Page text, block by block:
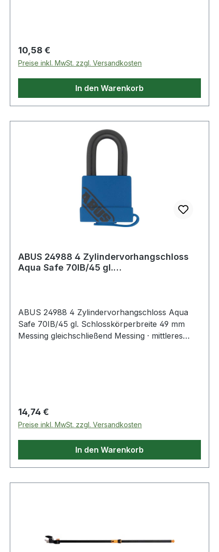
Regulärer Preis:
10,58 €
Preise inkl. MwSt. zzgl. Versandkosten
In den Warenkorb
ABUS 24988 4 Zylindervorhangschloss
Aqua Safe 70IB/45 gl.
ABUS 24988 4 Zylindervorhangschloss Aqua
Safe 70IB/45 gl. Schlosskörperbreite 49 mm
Messing gleichschließend Messing · mittleres
Regulärer Preis:
14,74 €
Preise inkl. MwSt. zzgl. Versandkosten
In den Warenkorb